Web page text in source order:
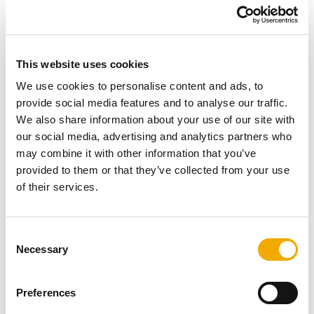
This website uses cookies
We use cookies to personalise content and ads, to
provide social media features and to analyse our traffic.
We also share information about your use of our site with
our social media, advertising and analytics partners who
may combine it with other information that you’ve
provided to them or that they’ve collected from your use
of their services.
Necessary
Preferences
Бързина на строителството – до два пъти по-
бързо изграждане в сравнение с класическите
ПРОГРАМА